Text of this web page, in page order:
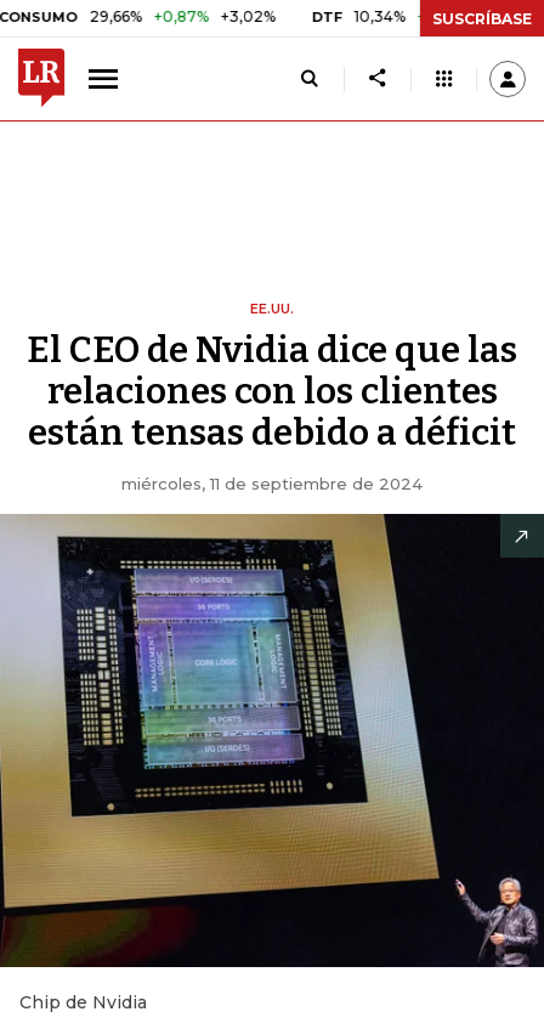
29,66% +0,87% +3,02% DTF 10,34% +0,10% +0,98% UVR
SUSCRÍBASE
EE.UU.
El CEO de Nvidia dice que las
relaciones con los clientes
están tensas debido a déficit
miércoles, 11 de septiembre de 2024
Chip de Nvidia